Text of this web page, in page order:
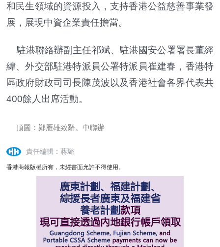
和民生領域的資源投入，支持香港公益慈善事業發
展，展現中資企業責任擔當。
駐港聯絡辦副主任祁斌、駐港國安公署署長董經
緯、外交部駐港特派員公署特派員崔建春，香港特
區政府財政司司長陳茂波以及香港社會各界代表共
400餘人出席活動。
頂圖：鄭雁雄致辭。中聯辦
責任編輯：蔣璐
香港商報版權所有，未經書面允許不得使用。